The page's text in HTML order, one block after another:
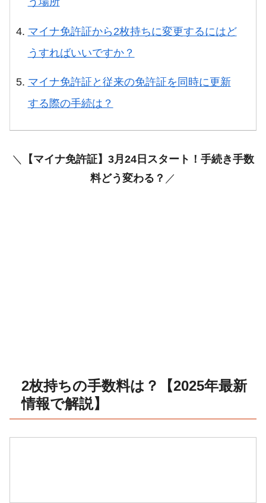
マイナ免許証から2枚持ちに変更するにはど
うすればいいですか？
マイナ免許証と従来の免許証を同時に更新
する際の手続は？
＼
【マイナ免許証】3月24日スタート！手続き手数
料どう変わる？ ／
2枚持ちの手数料は？【2025年最新
情報で解説】